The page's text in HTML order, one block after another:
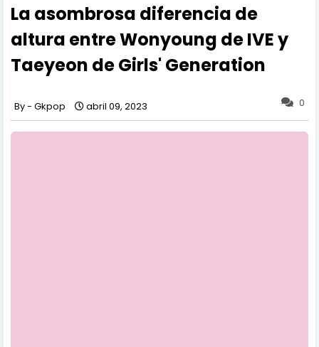
La asombrosa diferencia de
altura entre Wonyoung de IVE y
Taeyeon de Girls' Generation
0
Gkpop abril 09, 2023